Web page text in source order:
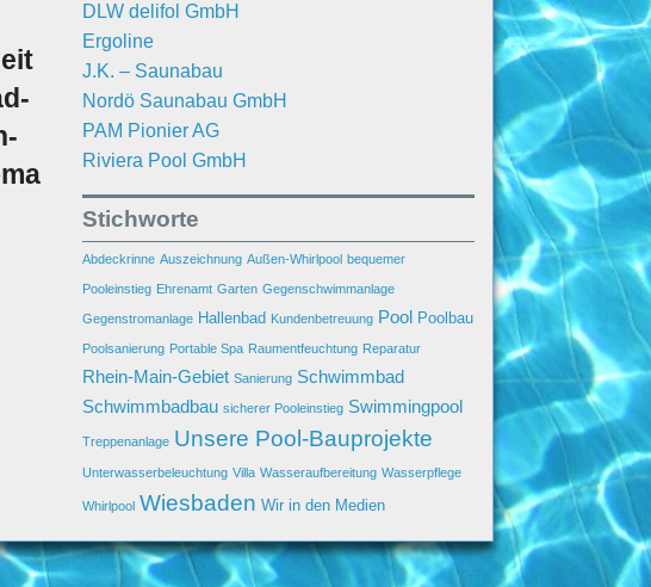
DLW delifol GmbH
Ergoline
J.K. – Saunabau
Nordö Saunabau GmbH
PAM Pionier AG
Riviera Pool GmbH
Stichworte
Abdeckrinne Auszeichnung Außen-Whirlpool bequemer
Pooleinstieg Ehrenamt Garten Gegenschwimmanlage
Gegenstromanlage Hallenbad Kundenbetreuung Pool Poolbau
Poolsanierung Portable Spa Raumentfeuchtung Reparatur
Rhein-Main-Gebiet Sanierung Schwimmbad
Schwimmbadbau sicherer Pooleinstieg Swimmingpool
Treppenanlage Unsere Pool-Bauprojekte
Unterwasserbeleuchtung Villa Wasseraufbereitung Wasserpflege
Whirlpool Wiesbaden Wir in den Medien